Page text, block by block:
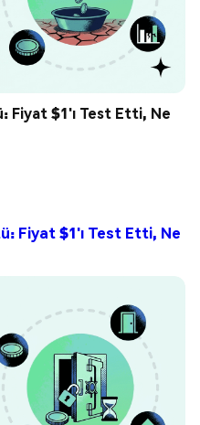
Fiyat $1'ı Test Etti, Ne
Fiyat $1'ı Test Etti, Ne